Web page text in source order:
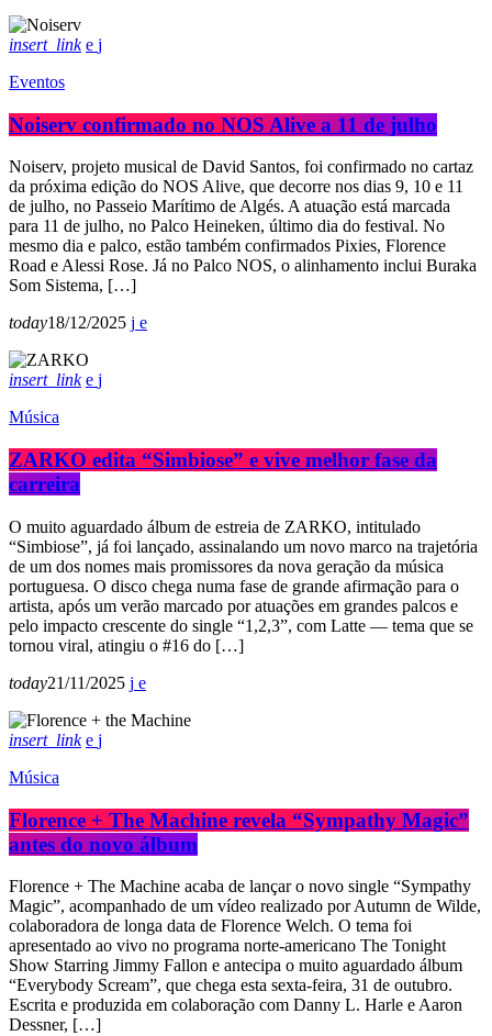
insert_link
Eventos
Noiserv confirmado no NOS Alive a 11 de julho
Noiserv, projeto musical de David Santos, foi confirmado no cartaz
da próxima edição do NOS Alive, que decorre nos dias 9, 10 e 11
de julho, no Passeio Marítimo de Algés. A atuação está marcada
para 11 de julho, no Palco Heineken, último dia do festival. No
mesmo dia e palco, estão também confirmados Pixies, Florence
Road e Alessi Rose. Já no Palco NOS, o alinhamento inclui Buraka
Som Sistema, […]
today18/12/2025
insert_link
Música
ZARKO edita “Simbiose” e vive melhor fase da
carreira
O muito aguardado álbum de estreia de ZARKO, intitulado
“Simbiose”, já foi lançado, assinalando um novo marco na trajetória
de um dos nomes mais promissores da nova geração da música
portuguesa. O disco chega numa fase de grande afirmação para o
artista, após um verão marcado por atuações em grandes palcos e
pelo impacto crescente do single “1,2,3”, com Latte — tema que se
tornou viral, atingiu o #16 do […]
today21/11/2025
insert_link
Música
Florence + The Machine revela “Sympathy Magic”
antes do novo álbum
Florence + The Machine acaba de lançar o novo single “Sympathy
Magic”, acompanhado de um vídeo realizado por Autumn de Wilde,
colaboradora de longa data de Florence Welch. O tema foi
apresentado ao vivo no programa norte-americano The Tonight
Show Starring Jimmy Fallon e antecipa o muito aguardado álbum
“Everybody Scream”, que chega esta sexta-feira, 31 de outubro.
Escrita e produzida em colaboração com Danny L. Harle e Aaron
Dessner, […]